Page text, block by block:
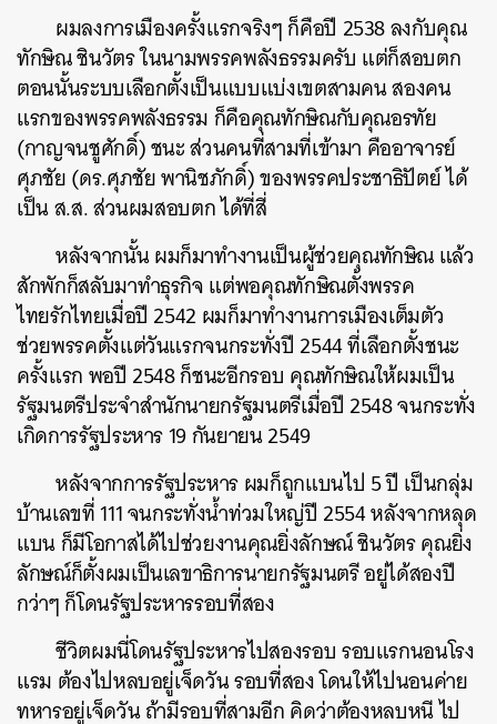
ผมลงการเมืองครั้งแรกจริงๆ ก็คือปี 2538 ลงกับคุณ
ทักษิณ ชินวัตร ในนามพรรคพลังธรรมครับ แต่ก็สอบตก
ตอนนั้นระบบเลือกตั้งเป็นแบบแบ่งเขตสามคน สองคน
แรกของพรรคพลังธรรม ก็คือคุณทักษิณกับคุณอรทัย
(กาญจนชูศักดิ์) ชนะ ส่วนคนที่สามที่เข้ามา คืออาจารย์
ศุภชัย (ดร.ศุภชัย พานิชภักดิ์) ของพรรคประชาธิปัตย์ ได้
เป็น ส.ส. ส่วนผมสอบตก ได้ที่สี่
หลังจากนั้น ผมก็มาทำงานเป็นผู้ช่วยคุณทักษิณ แล้ว
สักพักก็สลับมาทำธุรกิจ แต่พอคุณทักษิณตั้งพรรค
ไทยรักไทยเมื่อปี 2542 ผมก็มาทำงานการเมืองเต็มตัว
ช่วยพรรคตั้งแต่วันแรกจนกระทั่งปี 2544 ที่เลือกตั้งชนะ
ครั้งแรก พอปี 2548 ก็ชนะอีกรอบ คุณทักษิณให้ผมเป็น
รัฐมนตรีประจำสำนักนายกรัฐมนตรีเมื่อปี 2548 จนกระทั่ง
เกิดการรัฐประหาร 19 กันยายน 2549
หลังจากการรัฐประหาร ผมก็ถูกแบนไป 5 ปี เป็นกลุ่ม
บ้านเลขที่ 111 จนกระทั่งน้ำท่วมใหญ่ปี 2554 หลังจากหลุด
แบน ก็มีโอกาสได้ไปช่วยงานคุณยิ่งลักษณ์ ชินวัตร คุณยิ่ง
ลักษณ์ก็ตั้งผมเป็นเลขาธิการนายกรัฐมนตรี อยู่ได้สองปี
กว่าๆ ก็โดนรัฐประหารรอบที่สอง
ชีวิตผมนี่โดนรัฐประหารไปสองรอบ รอบแรกนอนโรง
แรม ต้องไปหลบอยู่เจ็ดวัน รอบที่สอง โดนให้ไปนอนค่าย
ทหารอยู่เจ็ดวัน ถ้ามีรอบที่สามอีก คิดว่าต้องหลบหนี ไป